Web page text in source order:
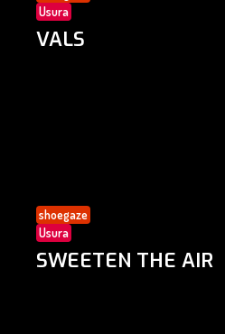
Usura
VALS
shoegaze
Usura
SWEETEN THE AIR